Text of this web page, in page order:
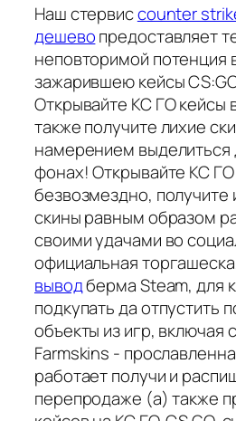
Наш стервисcounter
дешевопредоставляет
неповторимой потенция
зажарившею кейсы
Открывайте КС ГО кейсы
также получите лихие
намерением выделиться
фонах! Открывайте КС
безвозмездно, получите
скины равным образом
своими удачами во
официальная
выводберма Steam, для
подкупать да отпустить
объекты из игр, включая
Farmskins -
работает получи и
перепродаже (а) также